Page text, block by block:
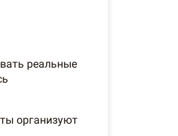
реальные
организуют